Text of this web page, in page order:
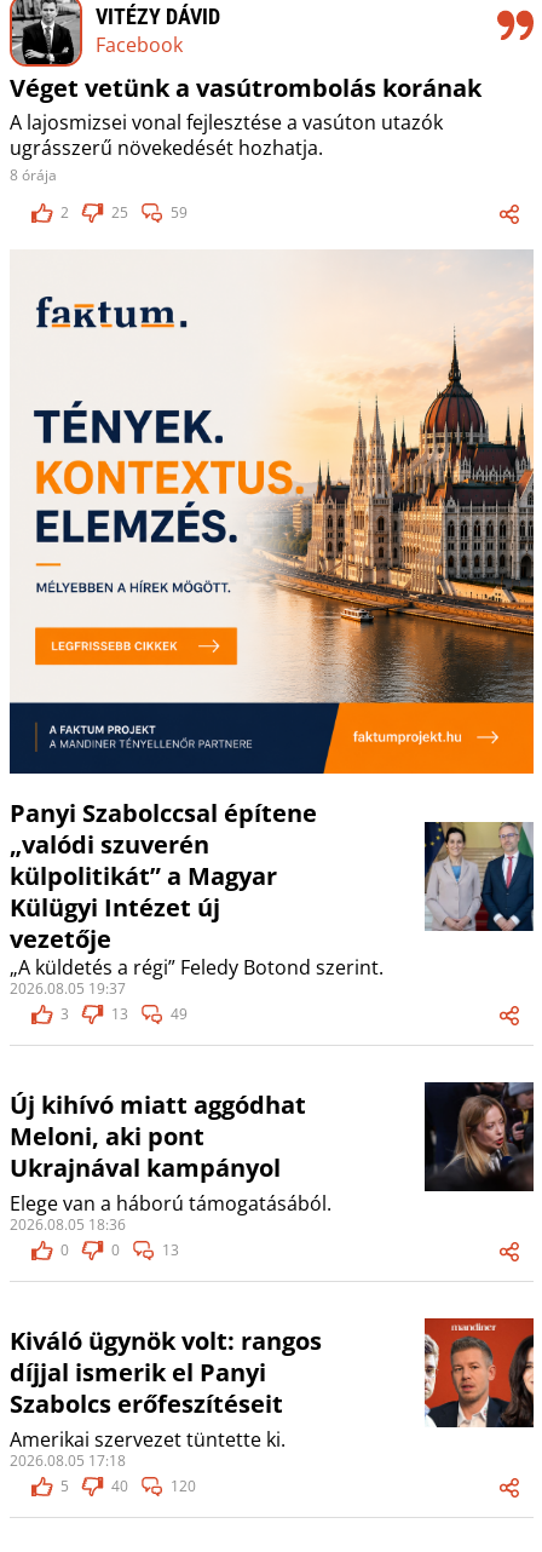
VITÉZY DÁVID
Facebook
Véget vetünk a vasútrombolás korának
A lajosmizsei vonal fejlesztése a vasúton utazók
ugrásszerű növekedését hozhatja.
8 órája
2
25 59
Panyi Szabolccsal építene
„valódi szuverén
külpolitikát” a Magyar
Külügyi Intézet új
vezetője
„A küldetés a régi” Feledy Botond szerint.
2026.08.05 19:37
3
13 49
Új kihívó miatt aggódhat
Meloni, aki pont
Ukrajnával kampányol
Elege van a háború támogatásából.
2026.08.05 18:36
0
0 13
Kiváló ügynök volt: rangos
díjjal ismerik el Panyi
Szabolcs erőfeszítéseit
Amerikai szervezet tüntette ki.
2026.08.05 17:18
5
40 120